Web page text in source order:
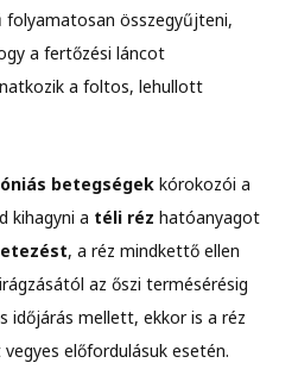
folyamatosan összegyűjteni,
a fertőzési láncot
a foltos, lehullott
betegségek kórokozói a
kihagyni a téli réz hatóanyagot
, a réz mindkettő ellen
az őszi termésérésig
időjárás mellett, ekkor is a réz
előfordulásuk esetén.